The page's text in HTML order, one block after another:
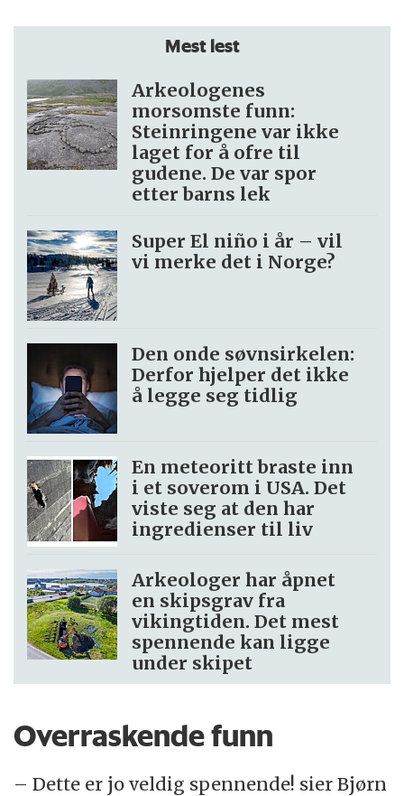
Mest lest
Arkeologenes
morsomste funn:
Steinringene var ikke
laget for å ofre til
gudene. De var spor
etter barns lek
Super El niño i år – vil
vi merke det i Norge?
Den onde søvnsirkelen:
Derfor hjelper det ikke
å legge seg tidlig
En meteoritt braste inn
i et soverom i USA. Det
viste seg at den har
ingredienser til liv
Arkeologer har åpnet
en skipsgrav fra
vikingtiden. Det mest
spennende kan ligge
under skipet
Overraskende funn
– Dette er jo veldig spennende! sier Bjørn